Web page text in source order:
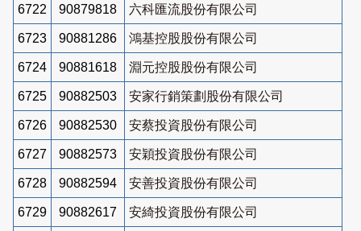
6722 90879818 六科匯流股份有限公司
6723 90881286 鴻基控股股份有限公司
6724 90881618 淵元控股股份有限公司
6725 90882503 安家行銷策劃股份有限公司
6726 90882530 安蔡投資股份有限公司
6727 90882573 安穎投資股份有限公司
6728 90882594 安善投資股份有限公司
6729 90882617 安綺投資股份有限公司